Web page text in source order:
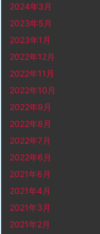
2024年3月
2023年5月
2023年1月
2022年12月
2022年11月
2022年10月
2022年9月
2022年8月
2022年7月
2022年6月
2021年6月
2021年4月
2021年3月
2021年2月